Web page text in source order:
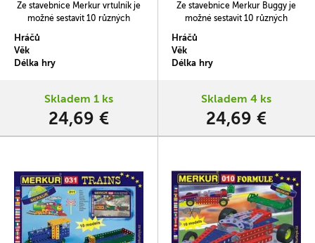
Ze stavebnice Merkur vrtulník je
možné sestavit 10 různých
Hráčů
Věk
Délka hry
Skladem 1 ks
24,69 €
Ze stavebnice Merkur Buggy je
možné sestavit 10 různých
Hráčů
Věk
Délka hry
Skladem 4 ks
24,69 €